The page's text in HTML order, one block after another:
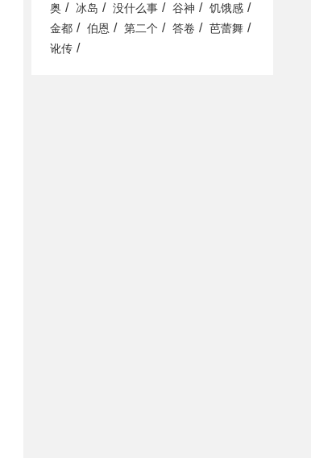
奥 / 冰岛 / 没什么事 / 谷神 / 饥饿感 /
金都 / 伯恩 / 第二个 / 答卷 / 芭蕾舞 /
讹传 /